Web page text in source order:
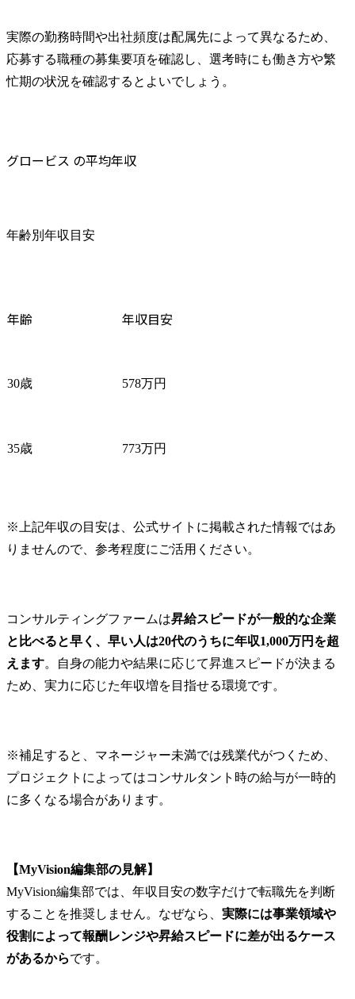
実際の勤務時間や出社頻度は配属先によって異なるため、
応募する職種の募集要項を確認し、選考時にも働き方や繁
忙期の状況を確認するとよいでしょう。
グロービス の平均年収
年齢別年収目安
年齢 年収目安
30歳 578万円
35歳 773万円
※上記年収の目安は、公式サイトに掲載された情報ではあ
りませんので、参考程度にご活用ください。
コンサルティングファームは昇給スピードが一般的な企業
と比べると早く、早い人は20代のうちに年収1,000万円を超
えます。自身の能力や結果に応じて昇進スピードが決まる
ため、実力に応じた年収増を目指せる環境です。
※補足すると、マネージャー未満では残業代がつくため、
プロジェクトによってはコンサルタント時の給与が一時的
に多くなる場合があります。
【MyVision編集部の見解】
MyVision編集部では、年収目安の数字だけで転職先を判断
することを推奨しません。なぜなら、 実際には事業領域や
役割によって報酬レンジや昇給スピードに差が出るケース
があるからです。